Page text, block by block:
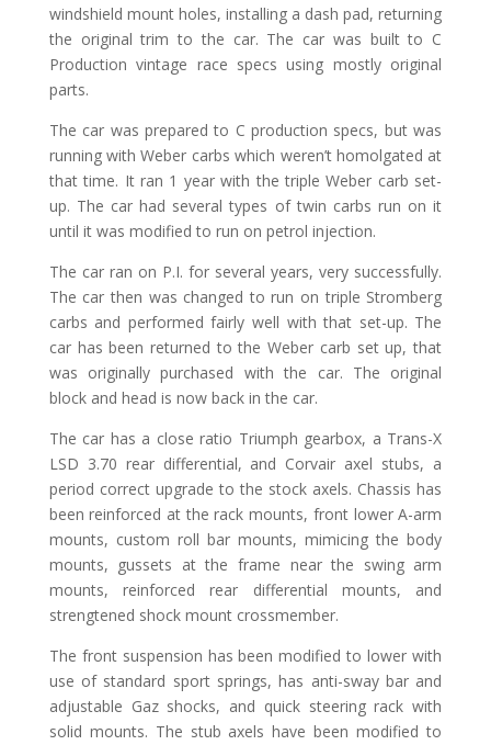
windshield mount holes, installing a dash pad, returning
the original trim to the car. The car was built to C
Production vintage race specs using mostly original
parts.
The car was prepared to C production specs, but was
running with Weber carbs which weren’t homolgated at
that time. It ran 1 year with the triple Weber carb set-
up. The car had several types of twin carbs run on it
until it was modified to run on petrol injection.
The car ran on P.I. for several years, very successfully.
The car then was changed to run on triple Stromberg
carbs and performed fairly well with that set-up. The
car has been returned to the Weber carb set up, that
was originally purchased with the car. The original
block and head is now back in the car.
The car has a close ratio Triumph gearbox, a Trans-X
LSD 3.70 rear differential, and Corvair axel stubs, a
period correct upgrade to the stock axels. Chassis has
been reinforced at the rack mounts, front lower A-arm
mounts, custom roll bar mounts, mimicing the body
mounts, gussets at the frame near the swing arm
mounts, reinforced rear differential mounts, and
strengtened shock mount crossmember.
The front suspension has been modified to lower with
use of standard sport springs, has anti-sway bar and
adjustable Gaz shocks, and quick steering rack with
solid mounts. The stub axels have been modified to